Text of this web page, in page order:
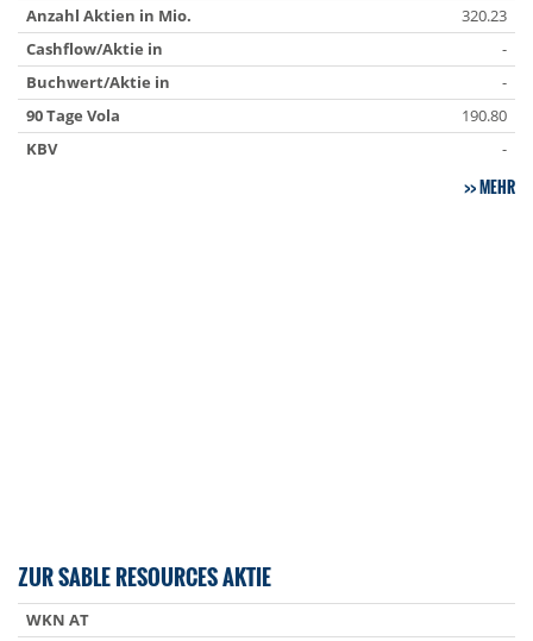
Anzahl Aktien in Mio.
320.23
Cashflow/Aktie in
-
Buchwert/Aktie in
-
90 Tage Vola
190.80
KBV
-
MEHR
ZUR SABLE RESOURCES AKTIE
WKN AT